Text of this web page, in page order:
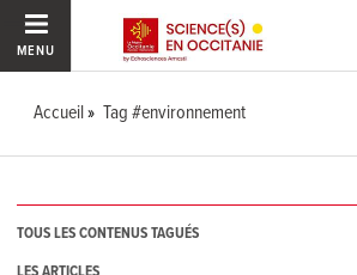
MENU
Accueil Tag #environnement
TOUS LES CONTENUS TAGUÉS